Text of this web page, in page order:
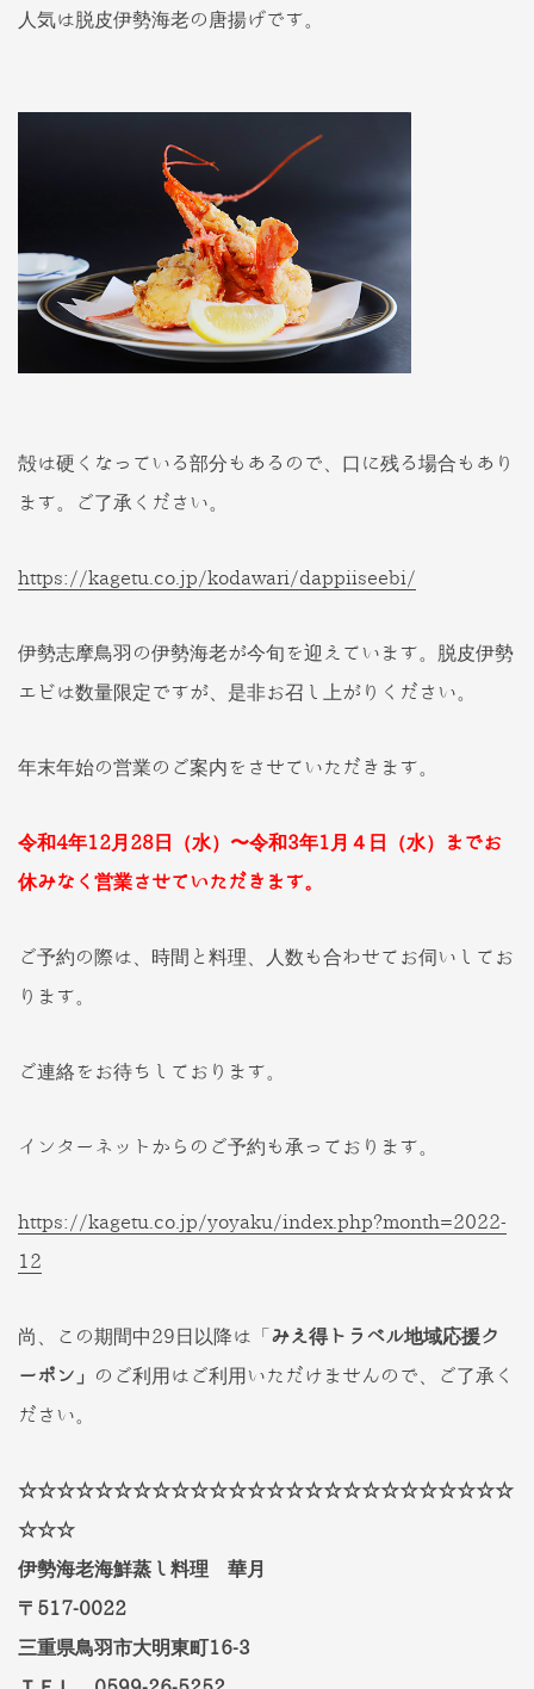
人気は脱皮伊勢海老の唐揚げです。
殻は硬くなっている部分もあるので、口に残る場合もあり
ます。ご了承ください。
https://kagetu.co.jp/kodawari/dappiiseebi/
伊勢志摩鳥羽の伊勢海老が今旬を迎えています。脱皮伊勢
エビは数量限定ですが、是非お召し上がりください。
年末年始の営業のご案内をさせていただきます。
令和4年12月28日（水）〜令和3年1月４日（水）までお
休みなく営業させていただきます。
ご予約の際は、時間と料理、人数も合わせてお伺いしてお
ります。
ご連絡をお待ちしております。
インターネットからのご予約も承っております。
https://kagetu.co.jp/yoyaku/index.php?month=2022-
12
尚、この期間中29日以降は「 みえ得トラベル地域応援ク
ーポン」
のご利用はご利用いただけませんので、ご了承く
ださい。
☆☆☆☆☆☆☆☆☆☆☆☆☆☆☆☆☆☆☆☆☆☆☆☆☆☆
☆☆☆
伊勢海老海鮮蒸し料理 華月
〒517-0022
三重県鳥羽市大明東町16-3